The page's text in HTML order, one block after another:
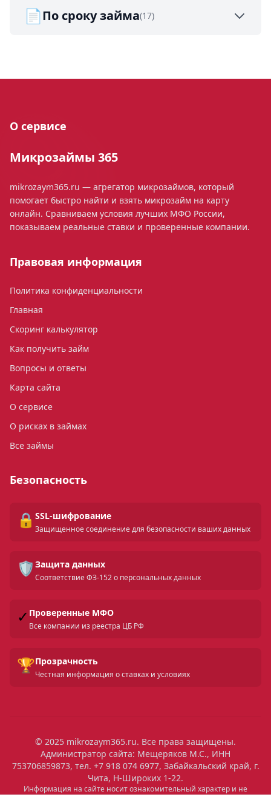
📄По сроку займа(17)
О сервисе
Микрозаймы 365
mikrozaym365.ru — агрегатор микрозаймов, который
помогает быстро найти и взять микрозайм на карту
онлайн. Сравниваем условия лучших МФО России,
показываем реальные ставки и проверенные компании.
Правовая информация
Политика конфиденциальности
Главная
Скоринг калькулятор
Как получить займ
Вопросы и ответы
Карта сайта
О сервисе
О рисках в займах
Все займы
Безопасность
🔒 SSL-шифрование
Защищенное соединение для безопасности ваших данных
🛡️ Защита данных
Соответствие ФЗ-152 о персональных данных
✓ Проверенные МФО
Все компании из реестра ЦБ РФ
🏆Прозрачность
Честная информация о ставках и условиях
© 2025 mikrozaym365.ru. Все права защищены.
Администратор сайта: Мещеряков М.С., ИНН
753706859873, тел. +7 918 074 6977, Забайкальский край, г.
Чита, Н-Широких 1-22.
Информация на сайте носит ознакомительный характер и не